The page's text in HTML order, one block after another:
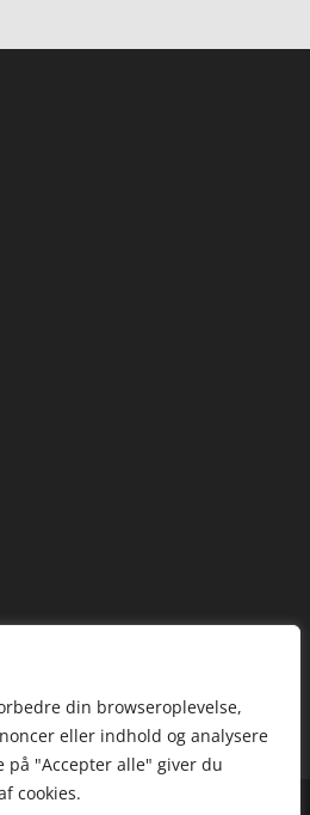
din browseroplevelse,
eller indhold og analysere
på "Accepter alle" giver du
cookies.